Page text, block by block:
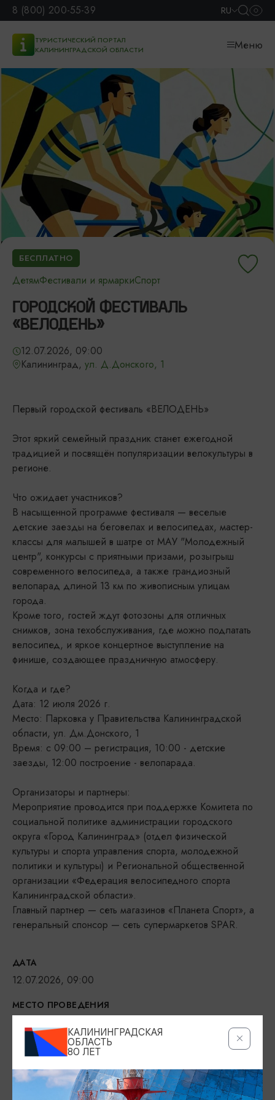
8 (800) 200-55-39 RU
ТУРИСТИЧЕСКИЙ ПОРТАЛ
КАЛИНИНГРАДСКОЙ ОБЛАСТИ
Меню
БЕСПЛАТНО
ДетямФестивали и ярмаркиСпорт
ГОРОДСКОЙ ФЕСТИВАЛЬ
«ВЕЛОДЕНЬ»
12.07.2026, 09:00
Калининград, ул. Д.Донского, 1
Первый городской фестиваль «ВЕЛОДЕНЬ»
Этот яркий семейный праздник станет ежегодной
традицией и посвящён популяризации велокультуры в
регионе.
Что ожидает участников?
В насыщенной программе фестиваля — веселые
детские заезды на беговелах и велосипедах, мастер-
классы для малышей в шатре от МАУ "Молодежный
центр", конкурсы с приятными призами, розыгрыш
современного велосипеда, а также грандиозный
велопарад длиной 13 км по живописным улицам
города.
Кроме того, гостей ждут фотозоны для отличных
снимков, зона техобслуживания, где можно подлатать
велосипед, и яркое концертное выступление на
финише, создающее праздничную атмосферу.
Когда и где?
Дата: 12 июля 2026 г.
Место: Парковка у Правительства Калининградской
области, ул. Дм.Донского, 1
Время: c 09:00 – регистрация, 10:00 - детские
заезды, 12:00 построение - велопарада.
Организаторы и партнеры:
Мероприятие проводится при поддержке Комитета по
социальной политике администрации городского
округа «Город Калининград» (отдел физической
культуры и спорта управления спорта, молодежной
политики и культуры) и Региональной общественной
организации «Федерация велосипедного спорта
Калининградской области».
Главный партнер — сеть магазинов «Планета Спорт», а
генеральный спонсор — сеть супермаркетов SPAR.
ДАТА
12.07.2026, 09:00
МЕСТО ПРОВЕДЕНИЯ
Показать на карте
0+
КАЛИНИНГРАДСКАЯ
ОБЛАСТЬ
80 ЛЕТ